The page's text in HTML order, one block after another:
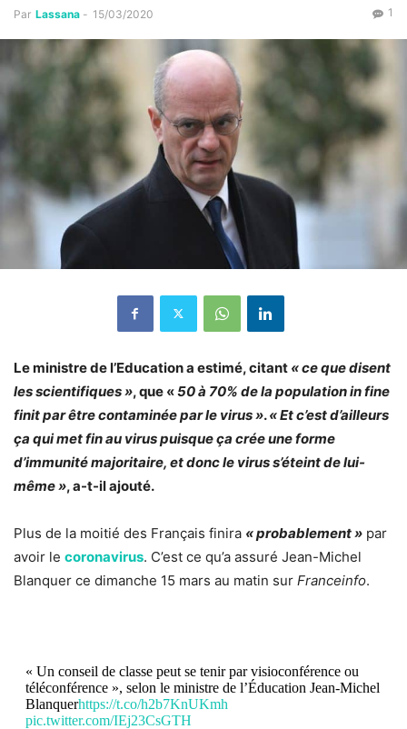
Par Lassana - 15/03/2020 1
Le ministre de l’Education a estimé, citant « ce que disent
les scientifiques », que «50 à 70% de la population in fine
finit par être contaminée par le virus ».« Et c’est d’ailleurs
ça qui met fin au virus puisque ça crée une forme
d’immunité majoritaire, et donc le virus s’éteint de lui-
même », a-t-il ajouté.
Plus de la moitié des Français finira « probablement » par
avoir le coronavirus. C’est ce qu’a assuré Jean-Michel
Blanquer ce dimanche 15 mars au matin sur Franceinfo.
« Un conseil de classe peut se tenir par visioconférence ou
téléconférence », selon le ministre de l’Éducation Jean-Michel
Blanquerhttps://t.co/h2b7KnUKmh
pic.twitter.com/IEj23CsGTH